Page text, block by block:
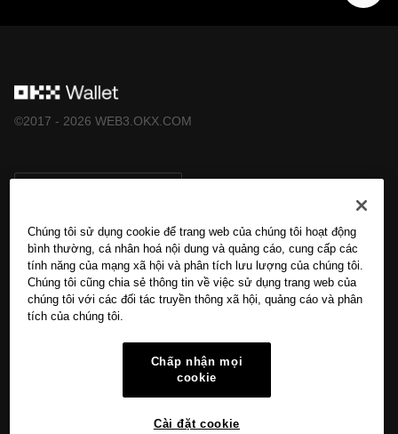
giảm giá trị. Vui lòng tham khảo chuyên gia pháp lý/thuế/
tương tác với các nền tảng bên thứ ba, và không kiểm
soát hoặc chịu trách nhiệm về dịch vụ của các nền tảng
https://web3.okx.com/help/okx-web3-
ecosystem-terms-of-service"OKX Web3 Ecosystem Terms
of Service").
©2017 - 2026 WEB3.OKX.COM
Tìm hiểu thêm về OKX Web3
Sản phẩm
Chúng tôi sử dụng cookie để trang web của chúng tôi hoạt động
bình thường, cá nhân hoá nội dung và quảng cáo, cung cấp các
tính năng của mạng xã hội và phân tích lưu lượng của chúng tôi.
Chúng tôi cũng chia sẻ thông tin về việc sử dụng trang web của
chúng tôi với các đối tác truyền thông xã hội, quảng cáo và phân
tích của chúng tôi.
Chấp nhận mọi
cookie
Cài đặt cookie